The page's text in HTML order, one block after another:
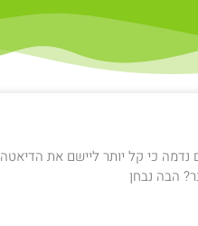
נדמה כי קל יותר ליישם את הדיאטה
הבה נבחן